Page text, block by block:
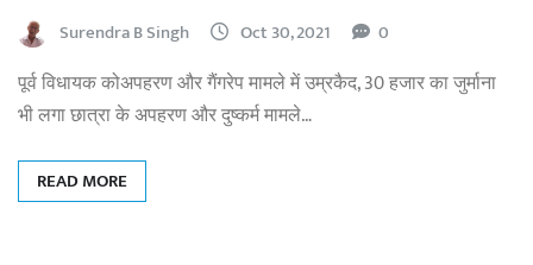
Surendra B Singh Oct 30, 2021 0
पूर्व विधायक कोअपहरण और गैंगरेप मामले में उम्रकैद, 30 हजार का जुर्माना
भी लगा छात्रा के अपहरण और दुष्कर्म मामले…
READ MORE